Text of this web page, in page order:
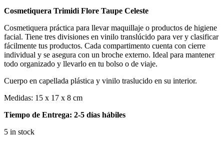
Cosmetiquera Trimidi Flore Taupe Celeste
Cosmetiquera práctica para llevar maquillaje o productos de higiene
facial. Tiene tres divisiones en vinilo translúcido para ver y clasificar
fácilmente tus productos. Cada compartimento cuenta con cierre
individual y se asegura con un broche externo. Ideal para mantener
todo organizado y llevarlo en tu bolso o de viaje.
Cuerpo en capellada plástica y vinilo traslucido en su interior.
Medidas: 15 x 17 x 8 cm
Tiempo de Entrega: 2-5 días hábiles
5 in stock